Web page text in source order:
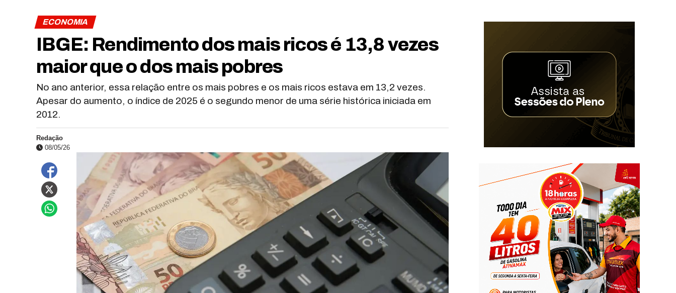
ECONOMIA
IBGE: Rendimento dos mais ricos é 13,8 vezes
maior que o dos mais pobres
No ano anterior, essa relação entre os mais pobres e os mais ricos estava em 13,2 vezes.
Apesar do aumento, o índice de 2025 é o segundo menor de uma série histórica iniciada em
2012.
Redação
08/05/26